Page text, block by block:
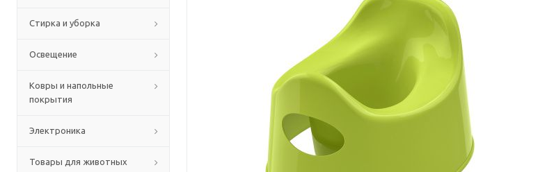
Стирка и уборка
Освещение
Ковры и напольные
покрытия
Электроника
Товары для животных